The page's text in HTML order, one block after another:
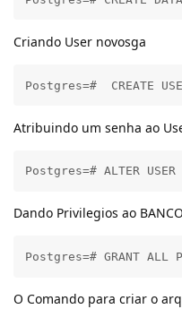
Criando User novosga
Postgres=#  CREATE
Atribuindo um senha ao
Postgres=# ALTER USER
Dando Privilegios ao
Postgres=# GRANT ALL
O Comando para criar o